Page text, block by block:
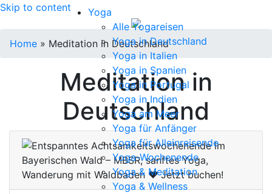
Skip to content
Yoga
Alle Yogareisen
Yoga in Deutschland
Yoga in Italien
Yoga in Spanien
Yoga in Portugal
Yoga in Indien
Yoga am Meer
Yoga für Anfänger
Yoga für Alleinreisende
Yoga-Wochenende
Yoga & Meditation
Yoga & Wellness
Home » Meditation in Deutschland
Meditation in
Deutschland